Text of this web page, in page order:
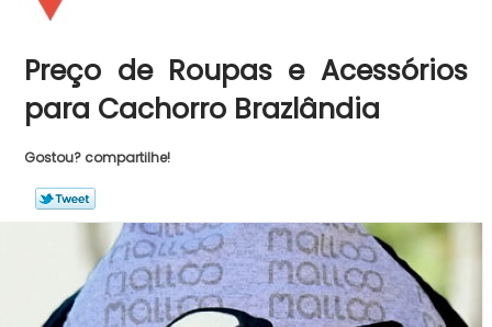
Preço de Roupas e Acessórios
para Cachorro Brazlândia
Gostou? compartilhe!